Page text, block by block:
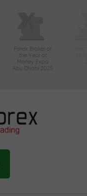
Forex Broker of
the Year at
Money Expo
Abu Dhabi 2025